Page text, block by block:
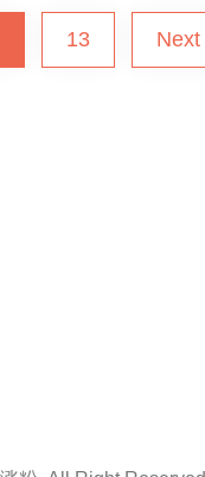
13 Next